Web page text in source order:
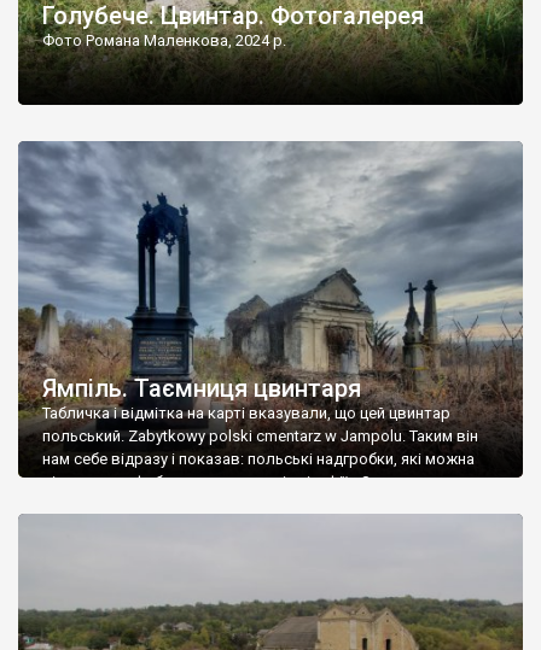
Голубече. Цвинтар. Фотогалерея
Фото Романа Маленкова, 2024 р.
Ямпіль. Таємниця цвинтаря
Табличка і відмітка на карті вказували, що цей цвинтар
польський. Zabytkowy polski cmentarz w Jampolu. Таким він
нам себе відразу і показав: польські надгробки, які можна
віднести до фабричних, польські епітафії… Загалом цвинтар